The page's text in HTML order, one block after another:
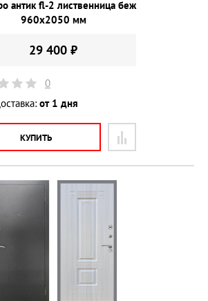
антик fl-2 лиственница беж
960х2050 мм
29 400 ₽
0
от 1 дня
КУПИТЬ